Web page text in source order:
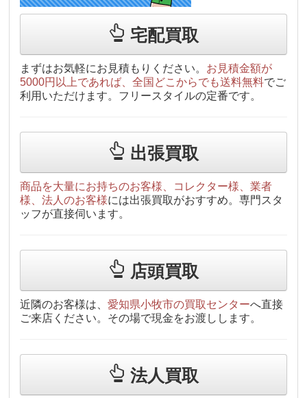
宅配買取
まずはお気軽にお見積もりください。 お見積金額が
5000円以上であれば、全国どこからでも送料無料でご
利用いただけます。フリースタイルの定番です。
出張買取
商品を大量にお持ちのお客様、コレクター様、業者
様、法人のお客様には出張買取がおすすめ。専門スタ
ッフが直接伺います。
店頭買取
近隣のお客様は、愛知県小牧市の買取センターへ直接
ご来店ください。その場で現金をお渡しします。
法人買取